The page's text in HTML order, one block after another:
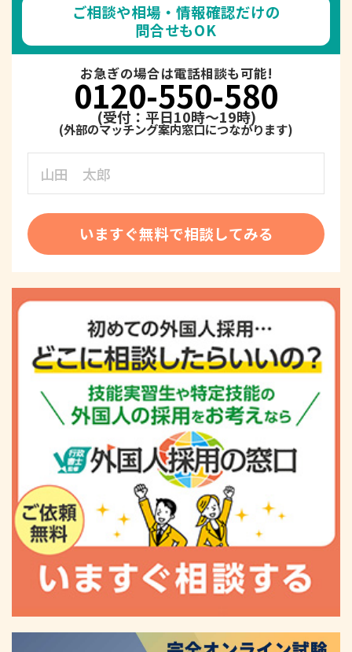
ご相談や相場・情報確認だけの
問合せもOK
お急ぎの場合は電話相談も可能!
0120-550-580
(受付：平日10時～19時)
いますぐ無料で相談してみる